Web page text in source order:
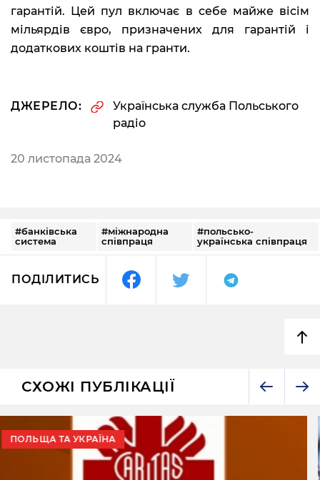
гарантій. Цей пул включає в себе майже вісім
мільярдів євро, призначених для гарантій і
додаткових коштів на гранти.
ДЖЕРЕЛО:
Українська служба Польського
радіо
20 листопада 2024
#банківська
система
#міжнародна
співпраця
#польсько-
українська співпраця
ПОДІЛИТИСЬ
СХОЖІ ПУБЛІКАЦІЇ
ПОЛЬЩА І СВІТ